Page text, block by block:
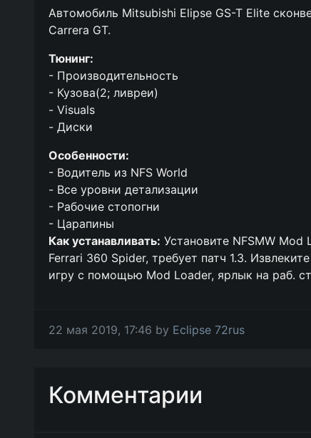
Автомобиль Mitsubishi Elipse GS-T Elite
Carrera GT.
Тюнинг:
- Производительность
- Кузова(2; ливреи)
- Visuals
- Диски
Особенности:
- Водитель из NFS World
- Все уровни детализации
- Рабочие стопогни
- Царапины
Как устанавливать: Установите NFSMW
Ferrari 360 Spider, требует патч 1.3.
игру с помощью Mod Loader, ярлык на раб.
22 мая 2019, 17:46 by Eclipse 72rus
Комментарии